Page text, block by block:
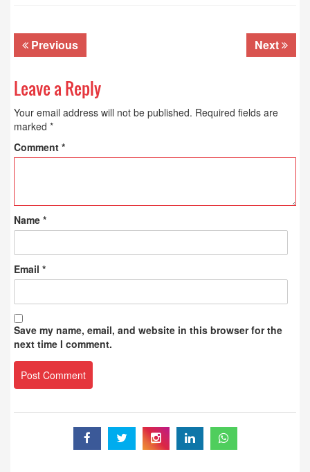
Previous Next
Leave a Reply
Your email address will not be published. Required fields are
marked *
Comment *
Name *
Email *
Save my name, email, and website in this browser for the
next time I comment.